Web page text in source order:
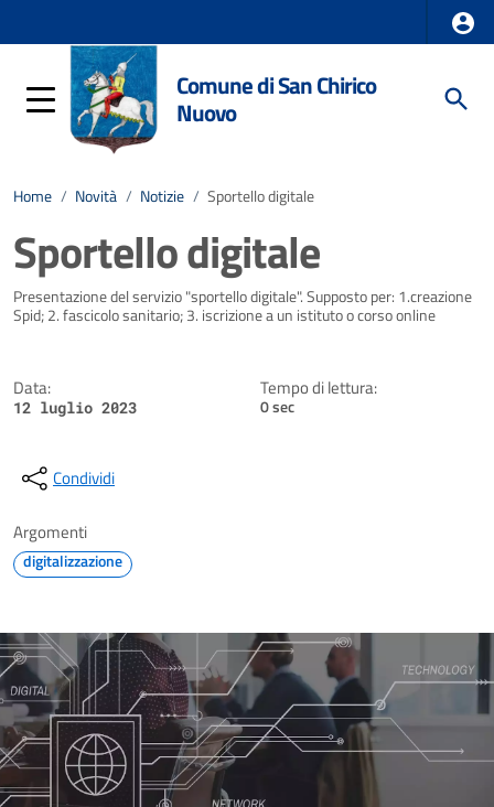
Comune di San Chirico
Nuovo
Home / Novità / Notizie / Sportello digitale
Sportello digitale
Dettagli della notizia
Presentazione del servizio "sportello digitale". Supposto per: 1.creazione
Spid; 2. fascicolo sanitario; 3. iscrizione a un istituto o corso online
Data:
12 luglio 2023
Tempo di lettura:
0 sec
Condividi
Argomenti
digitalizzazione